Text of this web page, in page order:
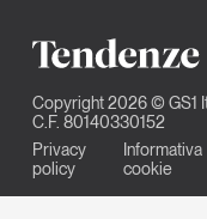
Copyright 2026 © GS1
C.F. 80140330152
Privacy
policy
Informativa
cookie